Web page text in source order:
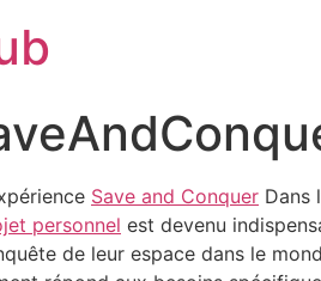
Save and Conquer Dans
personnel est devenu
de leur espace dans le